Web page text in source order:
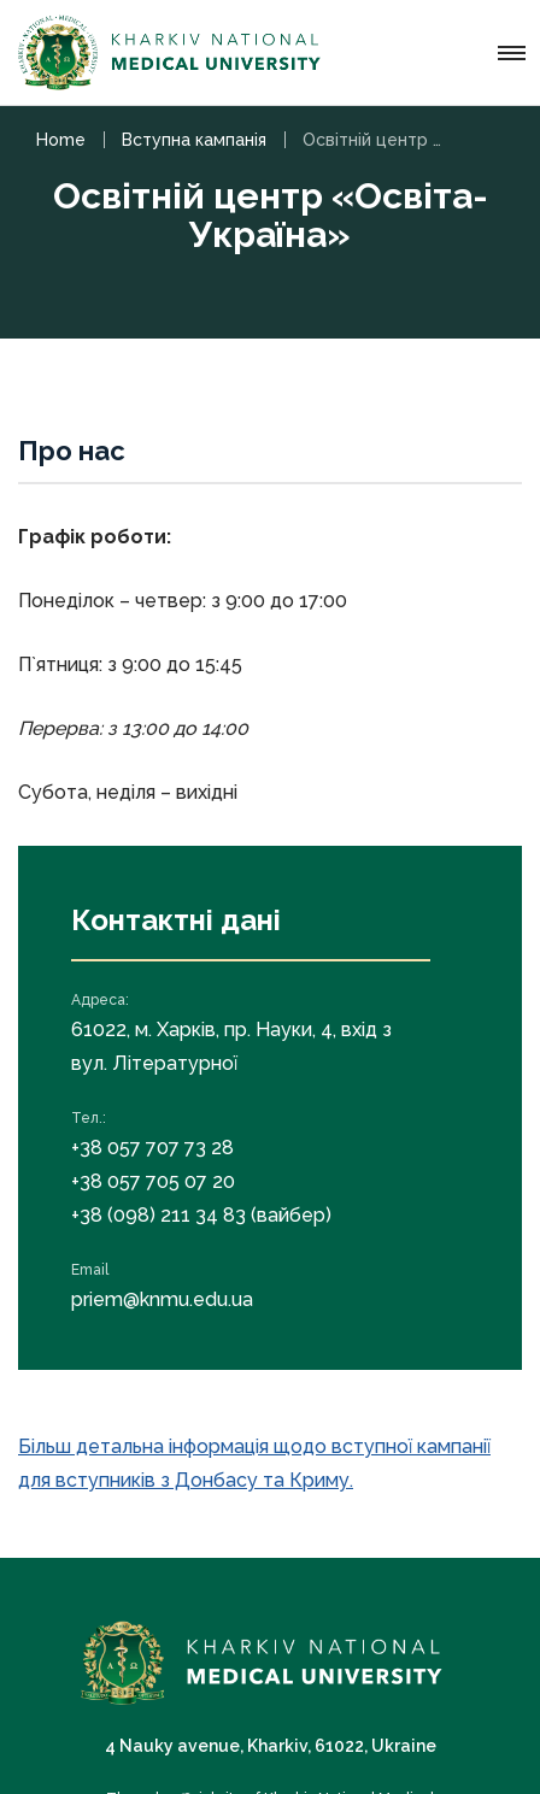
Home Вступна кампанiя
Освітній центр «Освіта-
Україна»
Про нас
Графік роботи:
Понеділок – четвер: з 9:00 до 17:00
П`ятниця: з 9:00 до 15:45
Перерва: з 13:00 до 14:00
Субота, неділя – вихідні
Контактні дані
Адреса:
61022, м. Харків, пр. Науки, 4, вхід з
вул. Літературної
Тел.:
+38 057 707 73 28
+38 057 705 07 20
+38 (098) 211 34 83 (вайбер)
Email
priem@knmu.edu.ua
Більш детальна інформація щодо вступної кампанії
для вступників з Донбасу та Криму.
4 Nauky avenue, Kharkiv, 61022, Ukraine